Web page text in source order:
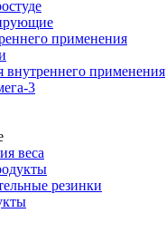
применения
применения
3
веса
резинки